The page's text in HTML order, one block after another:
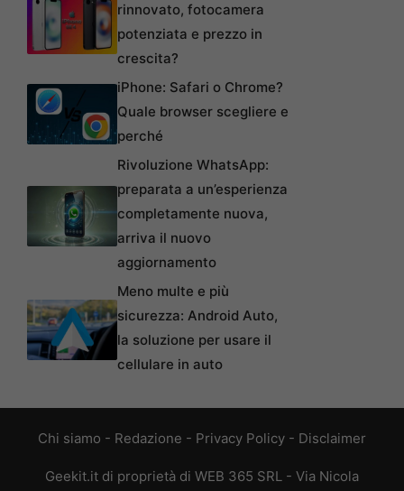
rinnovato, fotocamera
potenziata e prezzo in
crescita?
iPhone: Safari o Chrome?
Quale browser scegliere e
perché
Rivoluzione WhatsApp:
preparata a un’esperienza
completamente nuova,
arriva il nuovo
aggiornamento
Meno multe e più
sicurezza: Android Auto,
la soluzione per usare il
cellulare in auto
Chi siamo - Redazione - Privacy Policy - Disclaimer
Geekit.it di proprietà di WEB 365 SRL - Via Nicola